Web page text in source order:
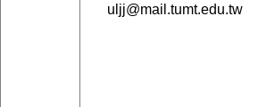
uljj@mail.tumt.edu.tw